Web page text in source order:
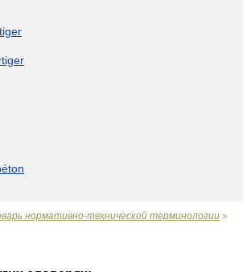
нормативно-технической терминологии >